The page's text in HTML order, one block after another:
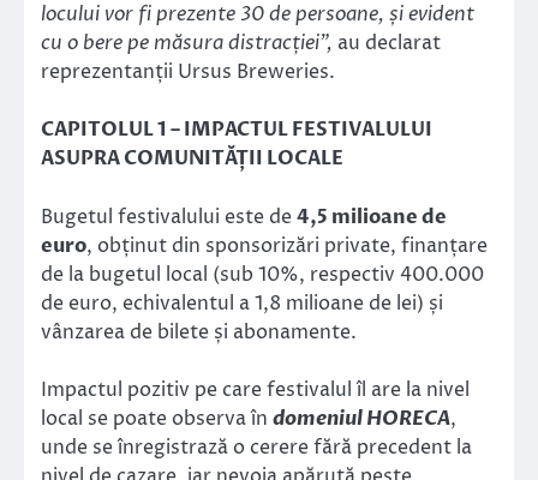
locului vor fi prezente 30 de persoane, și evident
cu o bere pe măsura distracției”, au declarat
reprezentanții Ursus Breweries.
CAPITOLUL 1 – IMPACTUL FESTIVALULUI
ASUPRA COMUNITĂȚII LOCALE
Bugetul festivalului este de4,5 milioane de
euro, obținut din sponsorizări private, finanțare
de la bugetul local (sub 10%, respectiv 400.000
de euro, echivalentul a 1,8 milioane de lei) și
vânzarea de bilete și abonamente.
Impactul pozitiv pe care festivalul îl are la nivel
local se poate observa în domeniul HORECA,
unde se înregistrază o cerere fără precedent la